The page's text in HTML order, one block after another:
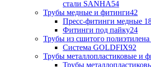
стали SANHA54
Трубы медные и фитинги42
Пресс-фитинги медные
Фитинги под пайку24
Трубы из сшитого
Система GOLDFIX92
Трубы металлопластиковые и
Трубы